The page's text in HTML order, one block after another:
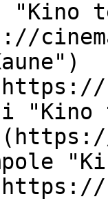
"Kino
"Kino